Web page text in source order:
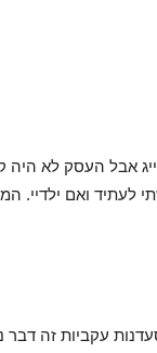
אבל העסק לא היה
לעתיד ואם ילדיי.
עקביות זה דבר